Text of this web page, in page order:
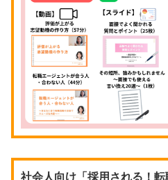
社会人向け「採用される！